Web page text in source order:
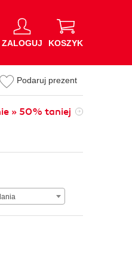
ZALOGUJ KOSZYK
Podaruj prezent
» 50% taniej